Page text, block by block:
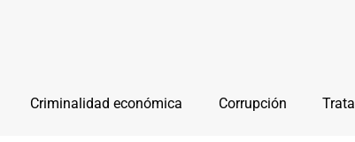
Criminalidad económica Corrupción